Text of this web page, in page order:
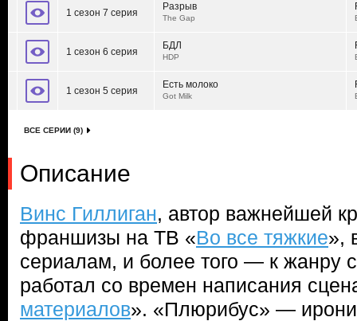
1 сезон 7 серия
Разрыв
The Gap
1 сезон 6 серия
БДЛ
HDP
1 сезон 5 серия
Есть молоко
Got Milk
ВСЕ СЕРИИ (9)
Описание
Винс Гиллиган, автор важнейшей
франшизы на ТВ «Во все тяжкие»,
сериалам, и более того — к жанру
работал со времен написания
материалов». «Плюрибус» —